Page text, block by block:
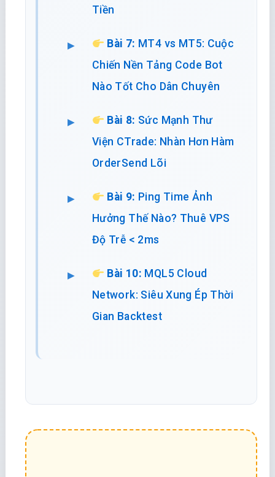
Tiền
Bài 7: MT4 vs MT5: Cuộc
Chiến Nền Tảng Code Bot
Nào Tốt Cho Dân Chuyên
Bài 8: Sức Mạnh Thư
Viện CTrade: Nhàn Hơn Hàm
OrderSend Lõi
Bài 9: Ping Time Ảnh
Hưởng Thế Nào? Thuê VPS
Độ Trễ < 2ms
Bài 10: MQL5 Cloud
Network: Siêu Xung Ép Thời
Gian Backtest